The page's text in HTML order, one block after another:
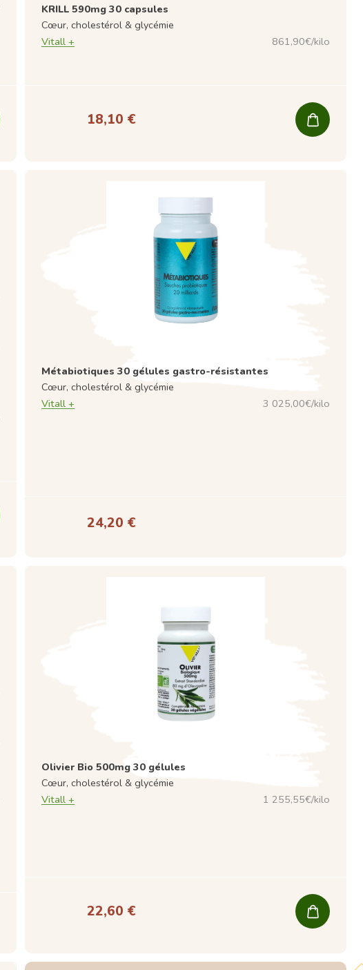
KRILL 590mg 30 capsules
Cœur, cholestérol & glycémie
Vitall +
861,90€/kilo
18,10 €
Métabiotiques 30 gélules gastro-résistantes
Cœur, cholestérol & glycémie
Vitall +
3 025,00€/kilo
24,20 €
Olivier Bio 500mg 30 gélules
Cœur, cholestérol & glycémie
Vitall +
1 255,55€/kilo
22,60 €